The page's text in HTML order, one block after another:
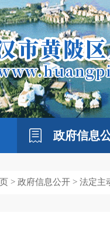
政府信息
> 政府信息公开 > 法定主